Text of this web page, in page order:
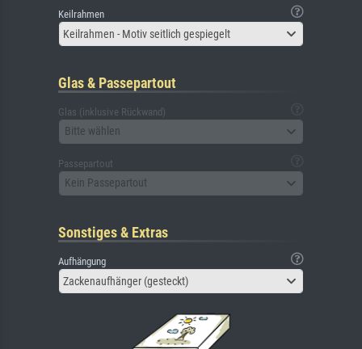
Keilrahmen
Keilrahmen - Motiv seitlich gespiegelt
Glas & Passepartout
Glas (inklusive Rückwand)
Bitte wählen
Passepartout
Kein Passepartout
Sonstiges & Extras
Aufhängung
Zackenaufhänger (gesteckt)